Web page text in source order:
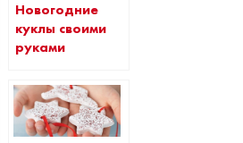
Новогодние
куклы своими
руками